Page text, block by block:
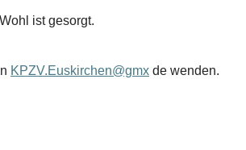
ist gesorgt.
KPZV.Euskirchen@gmx de wenden.